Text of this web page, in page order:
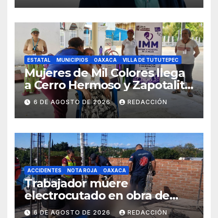
ESTATAL MUNICIPIOS OAXACA VILLA DE TUTUTEPEC
Mujeres de Mil Colores llega
a Cerro Hermoso y Zapotalito
para fortalecer redes de
apoyo y prevenir violencias
6 DE AGOSTO DE 2026 REDACCIÓN
ACCIDENTES NOTA ROJA OAXACA
Trabajador muere
electrocutado en obra de
Soledad Etla; dos jóvenes
6 DE AGOSTO DE 2026 REDACCIÓN